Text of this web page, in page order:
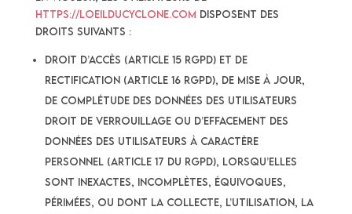
https://loeilducyclone.com disposent des
droits suivants :
droit d’accès (article 15 RGPD) et de
rectification (article 16 RGPD), de mise à jour,
de complétude des données des Utilisateurs
droit de verrouillage ou d’effacement des
données des Utilisateurs à caractère
personnel (article 17 du RGPD), lorsqu’elles
sont inexactes, incomplètes, équivoques,
périmées, ou dont la collecte, l’utilisation, la